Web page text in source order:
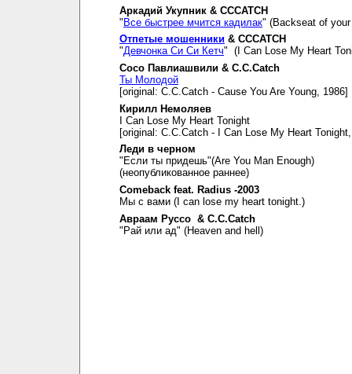
Аркадий Укупник & CCCATCH
"Все быстрее мчится кадилак" (Backseat of
Отпетые мошенники & CCCATCH
"Девчонка Си Си Кетч" (I Can Lose My Heart
Сосо Павлиашвили & C.C.Catch
Ты Молодой
[original: C.C.Catch - Cause You Are Young, 1986]
Кирилл Немоляев
I Can Lose My Heart Tonight
[original: C.C.Catch - I Can Lose My Heart
Леди в черном
"Если ты придешь"(Are You Man Enough)
(неопубликованное раннее)
Comeback feat. Radius -2003
Мы с вами (I can lose my heart tonight.)
Авраам Руссо & C.C.Catch
"Рай или ад" (Heaven and hell)